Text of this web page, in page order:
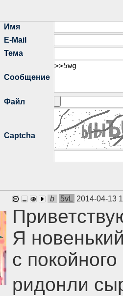
b 5vL 2014-04-13
Я
с
ридонли